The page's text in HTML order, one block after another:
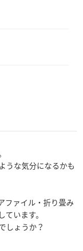
うな気分になるかも
ファイル・折り畳み
います。
しょうか？